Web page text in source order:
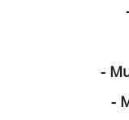
-
-